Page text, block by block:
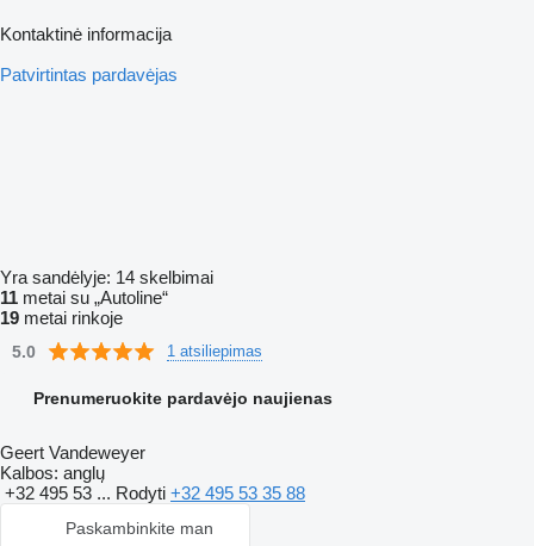
Kontaktinė informacija
Patvirtintas pardavėjas
Yra sandėlyje: 14 skelbimai
11 metai su „Autoline“
19 metai rinkoje
5.0 1 atsiliepimas
Prenumeruokite pardavėjo naujienas
Geert Vandeweyer
Kalbos: anglų
+32 495 53 ... Rodyti +32 495 53 35 88
Paskambinkite man